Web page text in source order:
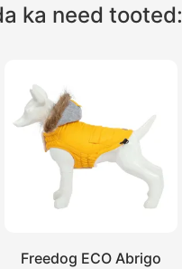
ka need tooted:
Freedog ECO Abrigo